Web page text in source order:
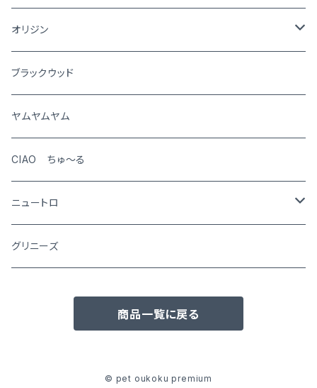
猫
オリジン
犬
猫
ブラックウッド
ヤムヤムヤム
CIAO ちゅ～る
ニュートロ
シュプレモ
ワイルドレシピ
グリニーズ
商品一覧に戻る
© pet oukoku premium